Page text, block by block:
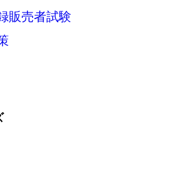
販売者試験